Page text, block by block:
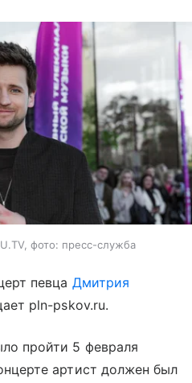
фото: пресс-служба
певца Дмитрия
pln-pskov.ru.
пройти 5 февраля
артист должен был